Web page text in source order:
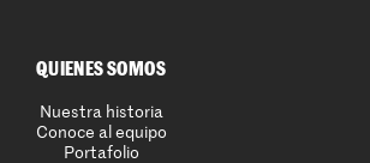
QUIENES SOMOS
Nuestra historia
Conoce al equipo
Portafolio